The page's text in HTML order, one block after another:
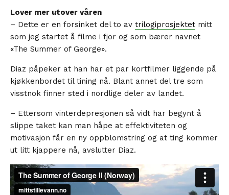
Lover mer utover våren
– Dette er en forsinket del to av trilogiprosjektet mitt
som jeg startet å filme i fjor og som bærer navnet
«The Summer of George».
Diaz påpeker at han har et par kortfilmer liggende på
kjøkkenbordet til tining nå. Blant annet del tre som
visstnok finner sted i nordlige deler av landet.
– Ettersom vinterdepresjonen så vidt har begynt å
slippe taket kan man håpe at effektiviteten og
motivasjon får en ny oppblomstring og at ting kommer
ut litt kjappere nå, avslutter Diaz.